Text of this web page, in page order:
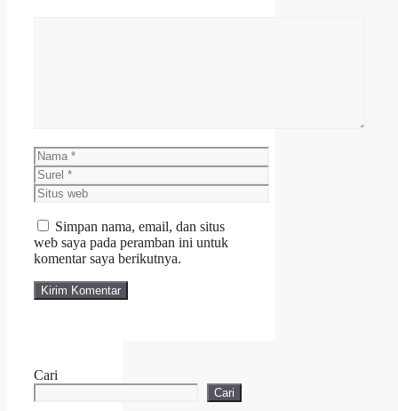
Nama
Surel
Situs
web
Simpan nama, email, dan situs
web saya pada peramban ini untuk
komentar saya berikutnya.
Cari
Cari